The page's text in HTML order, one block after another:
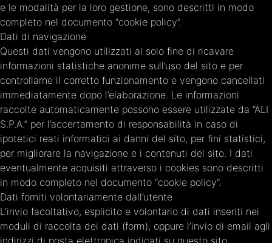
e le modalità per la loro gestione, sono descritti in modo
completo nel documento “cookie policy”.
Dati di navigazione
Questi dati vengono utilizzati al solo fine di ricavare
informazioni statistiche anonime sull’uso del sito e per
controllarne il corretto funzionamento e vengono cancellati
immediatamente dopo l’elaborazione. Le informazioni
raccolte automaticamente possono essere utilizzate da “ALI
S.P.A.” per l’accertamento di responsabilità in caso di
ipotetici reati informatici ai danni del sito, per fini statistici,
per migliorare la navigazione e i contenuti del sito. I dati
eventualmente acquisiti attraverso i cookies sono descritti
in modo completo nel documento “cookie policy”.
Dati forniti volontariamente dall’utente
L’invio facoltativo, esplicito e volontario di dati inseriti nei
moduli di raccolta dei dati (form), oppure l’invio di email agli